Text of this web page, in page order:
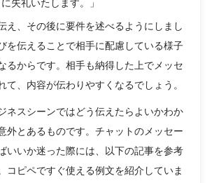
失礼いたします。」
え、その後に要件を述べるようにしまし
を伝えることで相手に配慮している様子
るからです。相手も納得した上でメッセ
て、内容が伝わりやすくなるでしょう。
ネスシーンではどう伝えたらよいかわか
外とあるものです。チャットのメッセー
いいか迷った際には、以下の記事を参考
コピペですぐ使える例文を紹介していま